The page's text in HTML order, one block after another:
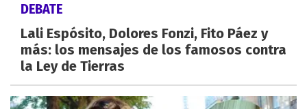
DEBATE
Lali Espósito, Dolores Fonzi, Fito Páez y
más: los mensajes de los famosos contra
la Ley de Tierras